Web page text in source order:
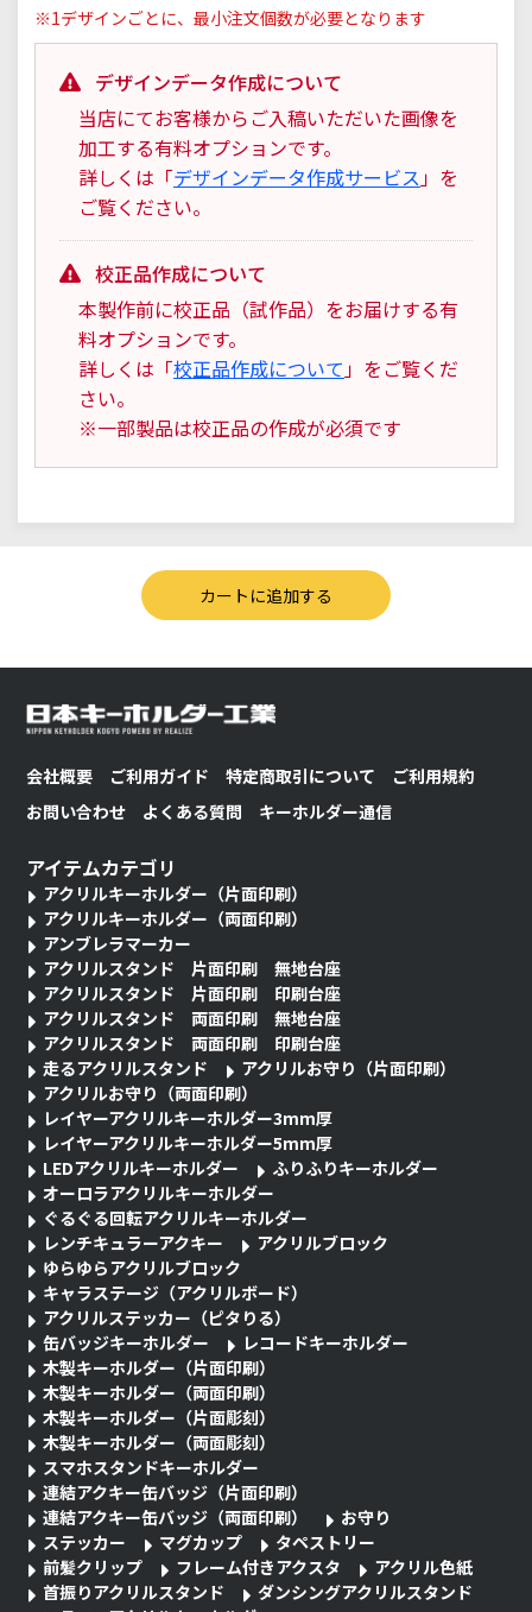
※1デザインごとに、最小注文個数が必要となります
デザインデータ作成について
当店にてお客様からご入稿いただいた画像を
加工する有料オプションです。
詳しくは「デザインデータ作成サービス」を
ご覧ください。
校正品作成について
本製作前に校正品（試作品）をお届けする有
料オプションです。
詳しくは「校正品作成について」をご覧くだ
さい。
※一部製品は校正品の作成が必須です
会社概要 ご利用ガイド 特定商取引について
ご利用規約
お問い合わせ
よくある質問 キーホルダー通信
アイテムカテゴリ
アクリルキーホルダー（片面印刷）
アクリルキーホルダー（両面印刷）
アンブレラマーカー
アクリルスタンド 片面印刷 無地台座
アクリルスタンド 片面印刷 印刷台座
アクリルスタンド 両面印刷 無地台座
アクリルスタンド 両面印刷 印刷台座
走るアクリルスタンド
アクリルお守り（片面印刷）
アクリルお守り（両面印刷）
レイヤーアクリルキーホルダー3mm厚
レイヤーアクリルキーホルダー5mm厚
LEDアクリルキーホルダー
ふりふりキーホルダー
オーロラアクリルキーホルダー
ぐるぐる回転アクリルキーホルダー
レンチキュラーアクキー
アクリルブロック
ゆらゆらアクリルブロック
キャラステージ（アクリルボード）
アクリルステッカー（ピタりる）
缶バッジキーホルダー
レコードキーホルダー
木製キーホルダー（片面印刷）
木製キーホルダー（両面印刷）
木製キーホルダー（片面彫刻）
木製キーホルダー（両面彫刻）
スマホスタンドキーホルダー
連結アクキー缶バッジ（片面印刷）
連結アクキー缶バッジ（両面印刷）
お守り
ステッカー
マグカップ
タペストリー
前髪クリップ
フレーム付きアクスタ
アクリル色紙
首振りアクリルスタンド
ダンシングアクリルスタンド